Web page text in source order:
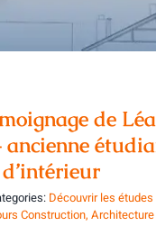
de Léa
Découvrir les études
Construction, Architecture